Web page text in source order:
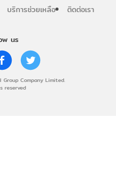
us
Company Limited.
reserved
บริการช่วยเหลือ ติดต่อเรา